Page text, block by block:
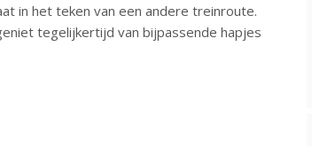
in het teken van een andere treinroute.
tegelijkertijd van bijpassende hapjes